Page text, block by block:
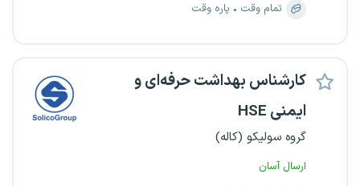
تمام وقت
پاره وقت
کارشناس بهداشت حرفه‌ای و
ایمنی HSE
گروه سولیکو (کاله)
ارسال آسان